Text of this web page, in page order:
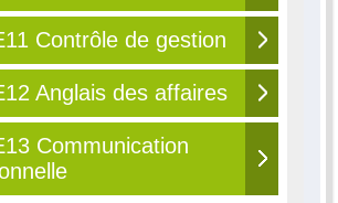
Contrôle de gestion
Anglais des affaires
Communication